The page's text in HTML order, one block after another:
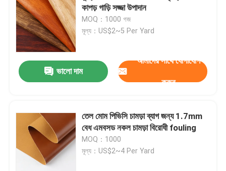
কাপড় গাড়ি সজ্জা উপাদান
MOQ：1000 গজ
মূল্য：US$2~5 Per Yard
ভালো দাম
আমাদের সাথে যোগাযোগ
করুন
তেল মোম পিভিসি চামড়া ব্যাগ জন্য 1.7mm
বেধ এমবসড নকল চামড়া বিরোধী fouling
MOQ：1000
মূল্য：US$2~4 Per Yard